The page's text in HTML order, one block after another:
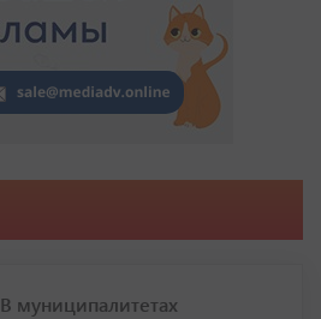
В муниципалитетах